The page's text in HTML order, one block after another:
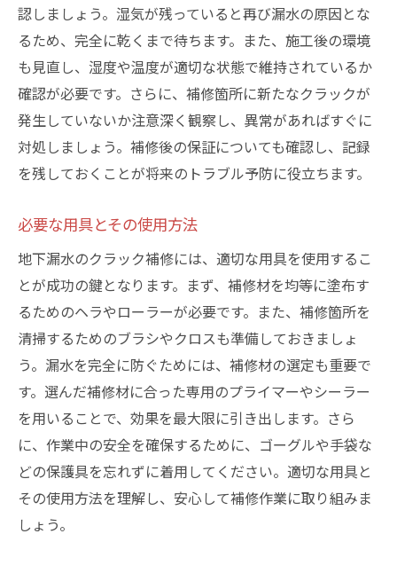
認しましょう。湿気が残っていると再び漏水の原因とな
るため、完全に乾くまで待ちます。また、施工後の環境
も見直し、湿度や温度が適切な状態で維持されているか
確認が必要です。さらに、補修箇所に新たなクラックが
発生していないか注意深く観察し、異常があればすぐに
対処しましょう。補修後の保証についても確認し、記録
を残しておくことが将来のトラブル予防に役立ちます。
必要な用具とその使用方法
地下漏水のクラック補修には、適切な用具を使用するこ
とが成功の鍵となります。まず、補修材を均等に塗布す
るためのヘラやローラーが必要です。また、補修箇所を
清掃するためのブラシやクロスも準備しておきましょ
う。漏水を完全に防ぐためには、補修材の選定も重要で
す。選んだ補修材に合った専用のプライマーやシーラー
を用いることで、効果を最大限に引き出します。さら
に、作業中の安全を確保するために、ゴーグルや手袋な
どの保護具を忘れずに着用してください。適切な用具と
その使用方法を理解し、安心して補修作業に取り組みま
しょう。